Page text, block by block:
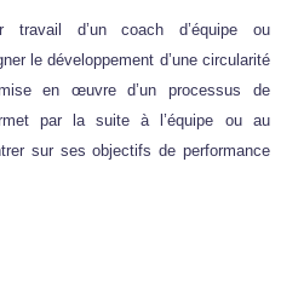
travail d’un coach d’équipe ou
le développement d’une circularité
en œuvre d’un processus de
par la suite à l’équipe ou au
sur ses objectifs de performance